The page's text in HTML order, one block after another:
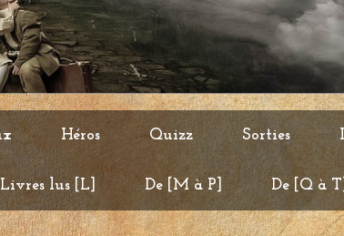
Héros Quizz Sorties
Livres lus [L] De [M à P] De [Q à T]